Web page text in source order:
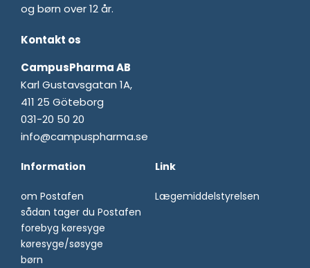
og børn over 12 år.
Kontakt os
CampusPharma AB
Karl Gustavsgatan 1A,
411 25 Göteborg
031-20 50 20
info@campuspharma.se
Information
om Postafen
sådan tager du Postafen
forebyg køresyge
køresyge/søsyge
børn
Link
Lægemiddelstyrelsen